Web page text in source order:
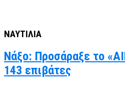
ΝΑΥΤΙΛΙΑ
Νάξο: Προσάραξε το
143 επιβάτες